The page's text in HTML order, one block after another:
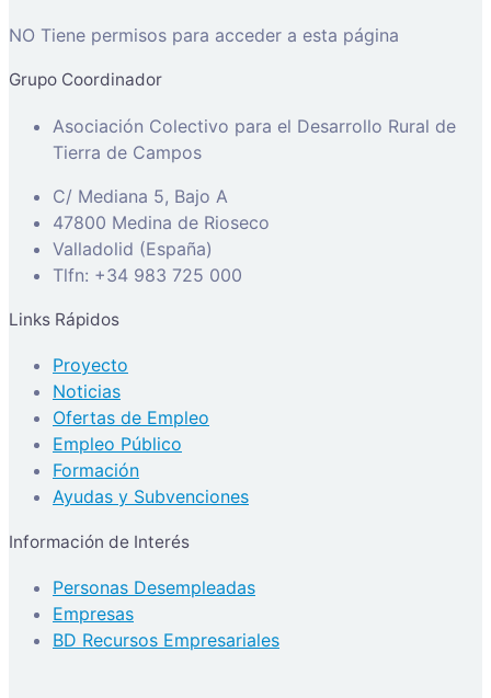
NO Tiene permisos para acceder a esta página
Grupo Coordinador
Asociación Colectivo para el Desarrollo Rural de
Tierra de Campos
C/ Mediana 5, Bajo A
47800 Medina de Rioseco
Valladolid (España)
Tlfn: +34 983 725 000
Links Rápidos
Proyecto
Noticias
Ofertas de Empleo
Empleo Público
Formación
Ayudas y Subvenciones
Información de Interés
Personas Desempleadas
Empresas
BD Recursos Empresariales